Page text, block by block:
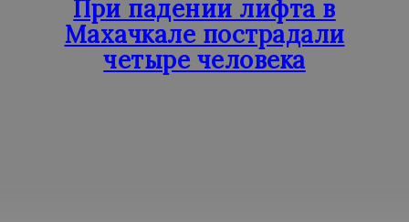
При падении лифта в
Махачкале пострадали
четыре человека